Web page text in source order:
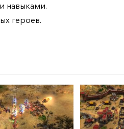
навыками.
героев.